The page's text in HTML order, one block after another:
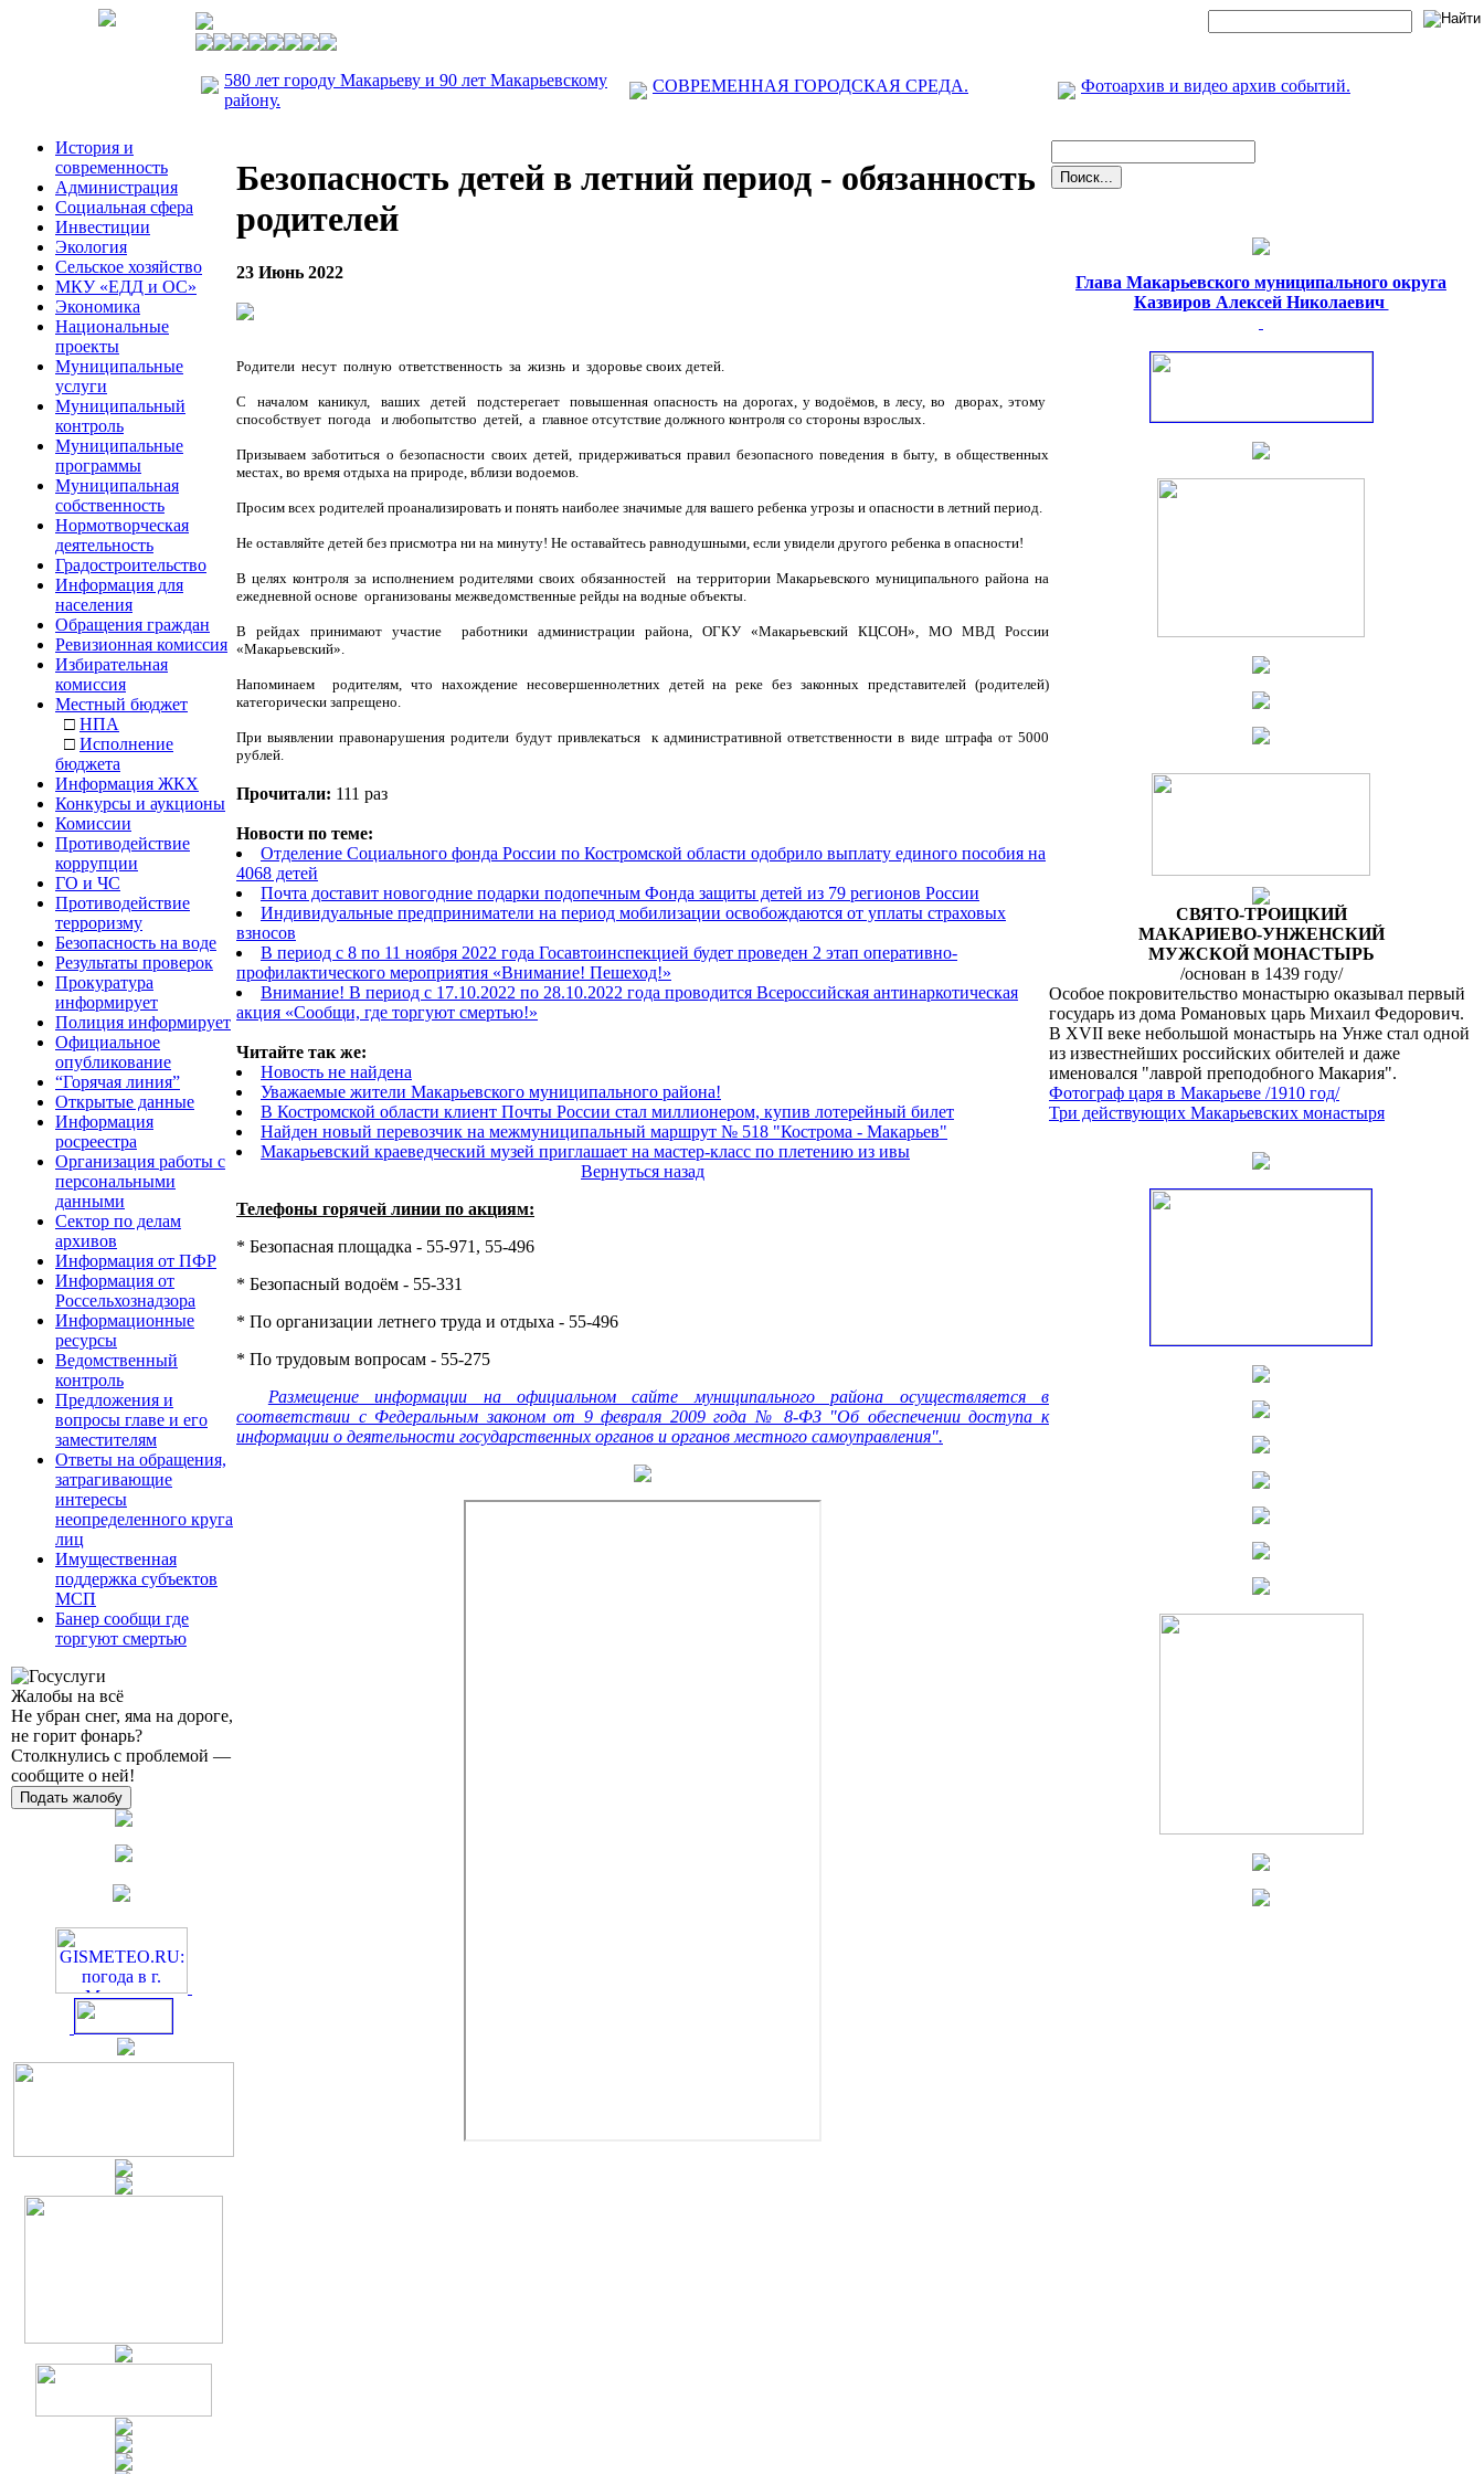
580 лет городу Макарьеву и 90 лет Макарьевскому
району.
СОВРЕМЕННАЯ ГОРОДСКАЯ СРЕДА. Фотоархив и видео архив событий.
История и
современность
Администрация
Социальная сфера
Инвестиции
Экология
Сельское хозяйство
МКУ «ЕДД и ОС»
Экономика
Национальные
проекты
Муниципальные
услуги
Муниципальный
контроль
Муниципальные
программы
Муниципальная
собственность
Нормотворческая
деятельность
Градостроительство
Информация для
населения
Обращения граждан
Ревизионная комиссия
Избирательная
комиссия
Местный бюджет
□ НПА
□ Исполнение
бюджета
Информация ЖКХ
Конкурсы и аукционы
Комиссии
Противодействие
коррупции
ГО и ЧС
Противодействие
терроризму
Безопасность на воде
Результаты проверок
Прокуратура
информирует
Полиция информирует
Официальное
опубликование
“Горячая линия”
Открытые данные
Информация
росреестра
Организация работы с
персональными
данными
Сектор по делам
архивов
Информация от ПФР
Информация от
Россельхознадзора
Информационные
ресурсы
Ведомственный
контроль
Предложения и
вопросы главе и его
заместителям
Ответы на обращения,
затрагивающие
интересы
неопределенного круга
лиц
Имущественная
поддержка субъектов
МСП
Банер сообщи где
торгуют смертью
Жалобы на всё
Не убран снег, яма на дороге,
не горит фонарь?
Столкнулись с проблемой —
сообщите о ней!
Подать жалобу
Безопасность детей в летний период - обязанность
родителей
23 Июнь 2022
Родители несут полную ответственность за жизнь и здоровье своих детей.
С началом каникул, ваших детей подстерегает повышенная опасность на дорогах, у водоёмов, в лесу, во дворах, этому
способствует погода и любопытство детей, а главное отсутствие должного контроля со стороны взрослых.
Призываем заботиться о безопасности своих детей, придерживаться правил безопасного поведения в быту, в общественных
местах, во время отдыха на природе, вблизи водоемов.
Просим всех родителей проанализировать и понять наиболее значимые для вашего ребенка угрозы и опасности в летний период.
Не оставляйте детей без присмотра ни на минуту! Не оставайтесь равнодушными, если увидели другого ребенка в опасности!
В целях контроля за исполнением родителями своих обязанностей на территории Макарьевского муниципального района на
ежедневной основе организованы межведомственные рейды на водные объекты.
В рейдах принимают участие работники администрации района, ОГКУ «Макарьевский КЦСОН», МО МВД России
«Макарьевский».
Напоминаем родителям, что нахождение несовершеннолетних детей на реке без законных представителей (родителей)
категорически запрещено.
При выявлении правонарушения родители будут привлекаться к административной ответственности в виде штрафа от 5000
рублей.
Прочитали: 111 раз
Новости по теме:
Отделение Социального фонда России по Костромской области одобрило выплату единого пособия на
4068 детей
Почта доставит новогодние подарки подопечным Фонда защиты детей из 79 регионов России
Индивидуальные предприниматели на период мобилизации освобождаются от уплаты страховых
взносов
В период с 8 по 11 ноября 2022 года Госавтоинспекцией будет проведен 2 этап оперативно-
профилактического мероприятия «Внимание! Пешеход!»
Внимание! В период с 17.10.2022 по 28.10.2022 года проводится Всероссийская антинаркотическая
акция «Сообщи, где торгуют смертью!»
Читайте так же:
Новость не найдена
Уважаемые жители Макарьевского муниципального района!
В Костромской области клиент Почты России стал миллионером, купив лотерейный билет
Найден новый перевозчик на межмуниципальный маршрут № 518 "Кострома - Макарьев"
Макарьевский краеведческий музей приглашает на мастер-класс по плетению из ивы
Вернуться назад
Телефоны горячей линии по акциям:
* Безопасная площадка - 55-971, 55-496
* Безопасный водоём - 55-331
* По организации летнего труда и отдыха - 55-496
* По трудовым вопросам - 55-275
Размещение информации на официальном сайте муниципального района осуществляется в
соответствии с Федеральным законом от 9 февраля 2009 года № 8-ФЗ "Об обеспечении доступа к
информации о деятельности государственных органов и органов местного самоуправления".
Глава Макарьевского муниципального округа
Казвиров Алексей Николаевич
СВЯТО-ТРОИЦКИЙ
МАКАРИЕВО-УНЖЕНСКИЙ
МУЖСКОЙ МОНАСТЫРЬ
/основан в 1439 году/
Особое покровительство монастырю оказывал первый
государь из дома Романовых царь Михаил Федорович.
В XVII веке небольшой монастырь на Унже стал одной
из известнейших российских обителей и даже
именовался "лаврой преподобного Макария".
Фотограф царя в Макарьеве /1910 год/
Три действующих Макарьевских монастыря